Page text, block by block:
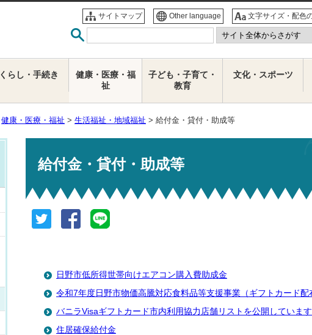
サイトマップ Other language 文字サイズ・配色
くらし・手続き
健康・医療・福
祉
子ども・子育て・
教育
文化・スポーツ
健康・医療・福祉 > 生活福祉・地域福祉 > 給付金・貸付・助成等
給付金・貸付・助成等
日野市低所得世帯向けエアコン購入費助成金
令和7年度日野市物価高騰対応食料品等支援事業（ギフトカード配
バニラVisaギフトカード市内利用協力店舗リストを公開しています
住居確保給付金